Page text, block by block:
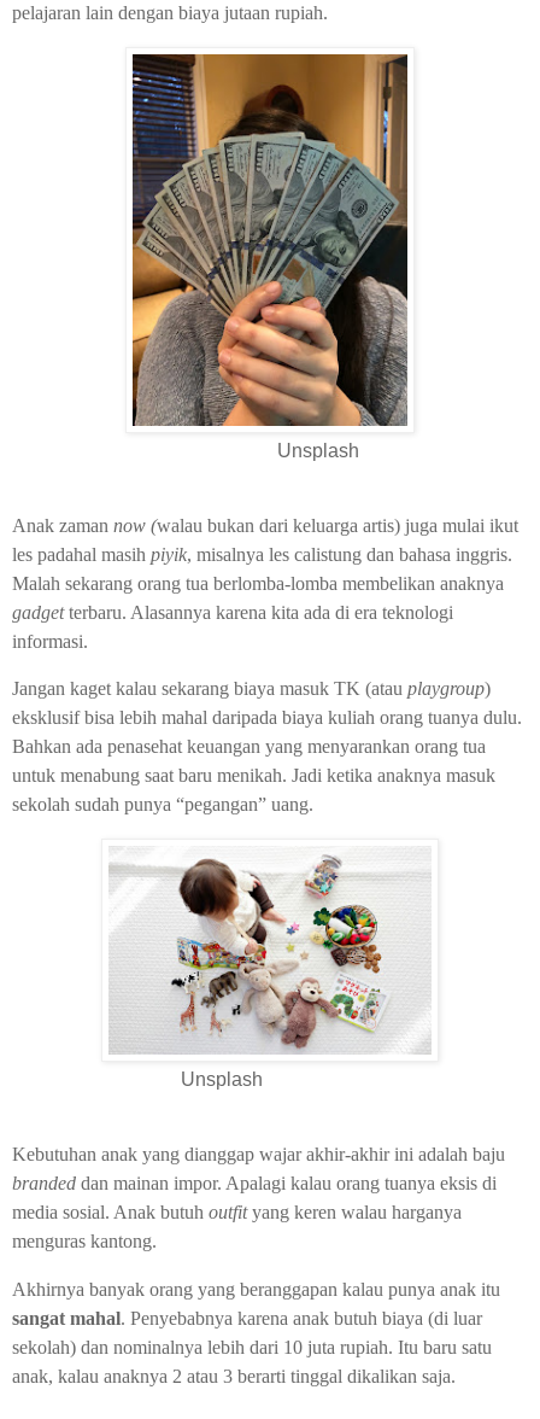
pelajaran lain dengan biaya jutaan rupiah.
Unsplash
Anak zaman now (walau bukan dari keluarga artis) juga mulai ikut
les padahal masih piyik, misalnya les calistung dan bahasa inggris.
Malah sekarang orang tua berlomba-lomba membelikan anaknya
gadgetterbaru. Alasannya karena kita ada di era teknologi
informasi.
Jangan kaget kalau sekarang biaya masuk TK (atau playgroup)
eksklusif bisa lebih mahal daripada biaya kuliah orang tuanya dulu.
Bahkan ada penasehat keuangan yang menyarankan orang tua
untuk menabung saat baru menikah. Jadi ketika anaknya masuk
sekolah sudah punya “pegangan” uang.
Unsplash
Kebutuhan anak yang dianggap wajar akhir-akhir ini adalah baju
branded dan mainan impor. Apalagi kalau orang tuanya eksis di
media sosial. Anak butuh outfityang keren walau harganya
menguras kantong.
Akhirnya banyak orang yang beranggapan kalau punya anak itu
sangat mahal. Penyebabnya karena anak butuh biaya (di luar
sekolah) dan nominalnya lebih dari 10 juta rupiah. Itu baru satu
anak, kalau anaknya 2 atau 3 berarti tinggal dikalikan saja.